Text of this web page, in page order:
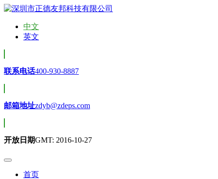
中文
英文
联系电话400-930-8887
邮箱地址zdyb@zdeps.com
开放日期GMT: 2016-10-27
首页